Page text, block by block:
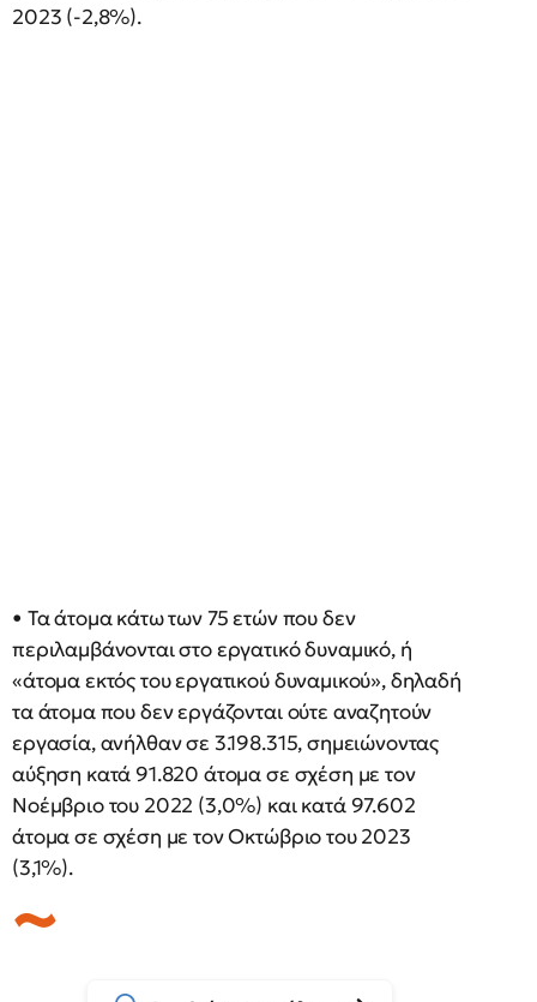
2023 (-2,8%).
• Τα άτομα κάτω των 75 ετών που δεν
περιλαμβάνονται στο εργατικό δυναμικό, ή
«άτομα εκτός του εργατικού δυναμικού», δηλαδή
τα άτομα που δεν εργάζονται ούτε αναζητούν
εργασία, ανήλθαν σε 3.198.315, σημειώνοντας
αύξηση κατά 91.820 άτομα σε σχέση με τον
Νοέμβριο του 2022 (3,0%) και κατά 97.602
άτομα σε σχέση με τον Οκτώβριο του 2023
(3,1%).